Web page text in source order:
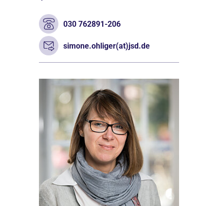
030 762891-206
simone.ohliger(at)jsd.de